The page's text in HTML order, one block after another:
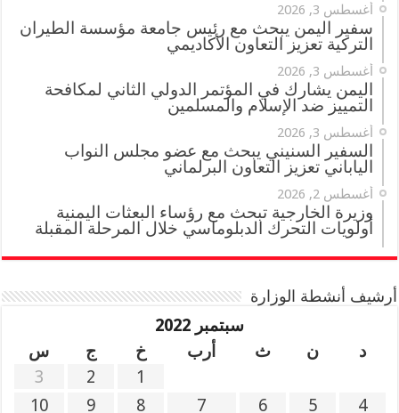
أغسطس 3, 2026
سفير اليمن يبحث مع رئيس جامعة مؤسسة الطيران
التركية تعزيز التعاون الأكاديمي
أغسطس 3, 2026
اليمن يشارك في المؤتمر الدولي الثاني لمكافحة
التمييز ضد الإسلام والمسلمين
أغسطس 3, 2026
السفير السنيني يبحث مع عضو مجلس النواب
الياباني تعزيز التعاون البرلماني
أغسطس 2, 2026
وزيرة الخارجية تبحث مع رؤساء البعثات اليمنية
أولويات التحرك الدبلوماسي خلال المرحلة المقبلة
أرشيف أنشطة الوزارة
سبتمبر 2022
د
ن ث أرب خ ج
س
1
2
3
4
5
6
7
8
9
10